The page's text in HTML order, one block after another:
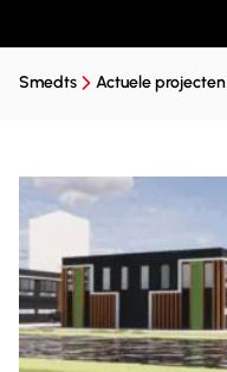
Smedts Actuele projecten